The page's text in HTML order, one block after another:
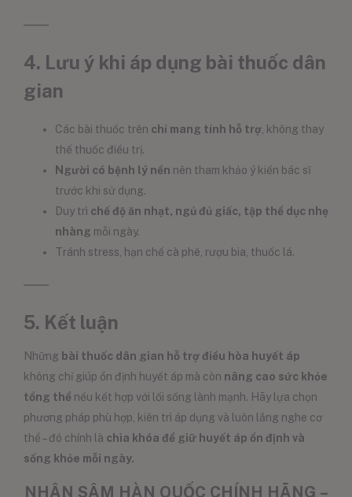
4. Lưu ý khi áp dụng bài thuốc dân
gian
Các bài thuốc trên chỉ mang tính hỗ trợ, không thay
thế thuốc điều trị.
Người có bệnh lý nền nên tham khảo ý kiến bác sĩ
trước khi sử dụng.
Duy trì chế độ ăn nhạt, ngủ đủ giấc, tập thể dục nhẹ
nhàng mỗi ngày.
Tránh stress, hạn chế cà phê, rượu bia, thuốc lá.
5. Kết luận
Những bài thuốc dân gian hỗ trợ điều hòa huyết áp
không chỉ giúp ổn định huyết áp mà còn nâng cao sức khỏe
tổng thể nếu kết hợp với lối sống lành mạnh. Hãy lựa chọn
phương pháp phù hợp, kiên trì áp dụng và luôn lắng nghe cơ
thể – đó chính là chìa khóa để giữ huyết áp ổn định và
sống khỏe mỗi ngày.
NHÂN SÂM HÀN QUỐC CHÍNH HÃNG –